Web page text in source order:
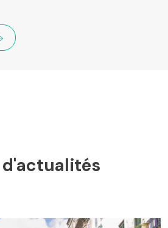
d'actualités